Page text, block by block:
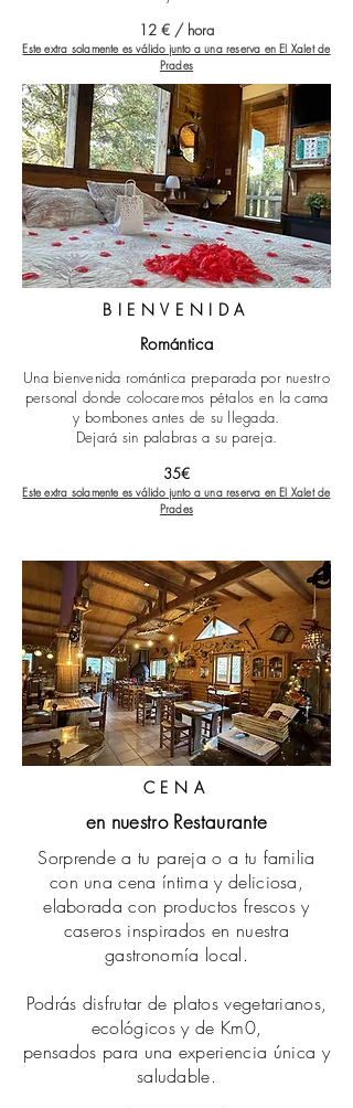
12 € / hora
Este extra solamente es válido junto a una reserva en El Xalet de
Prades
BIENVENIDA
Romántica
Una bienvenida romántica preparada por nuestro
personal donde colocaremos pétalos en la cama
y bombones antes de su llegada.
Dejará sin palabras a su pareja.
35€
Este extra solamente es válido junto a una reserva en El Xalet de
Prades
CENA
en nuestro Restaurante
Sorprende a tu pareja o a tu familia
con una cena íntima y deliciosa,
elaborada con productos frescos y
caseros inspirados en nuestra
gastronomía local.
Podrás disfrutar de platos vegetarianos,
ecológicos y de Km0,
pensados para una experiencia única y
saludable.